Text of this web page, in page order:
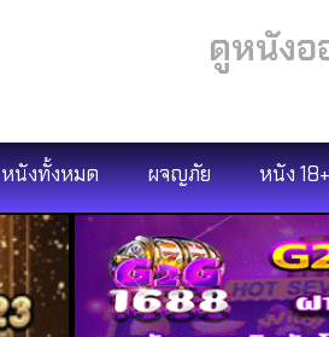
ดูหนังอ
หนังทั้งหมด ผจญภัย หนัง 18+